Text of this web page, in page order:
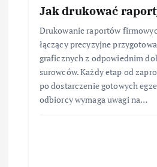
Jak drukować
Drukowanie raportów
łączący precyzyjne
graficznych z odpowiednim
surowców. Każdy etap od
po dostarczenie gotowych
odbiorcy wymaga uwagi na…